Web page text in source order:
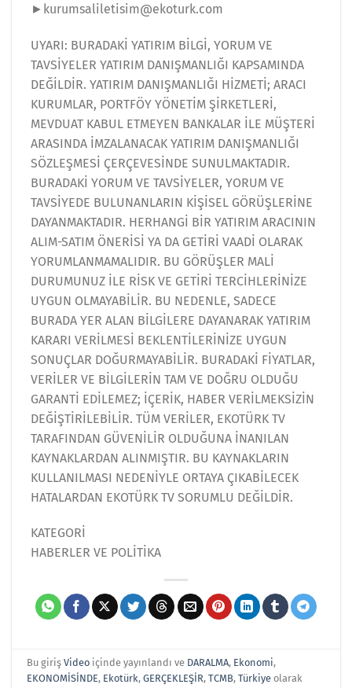
►kurumsaliletisim@ekoturk.com
UYARI: BURADAKİ YATIRIM BİLGİ, YORUM VE
TAVSİYELER YATIRIM DANIŞMANLIĞI KAPSAMINDA
DEĞİLDİR. YATIRIM DANIŞMANLIĞI HİZMETİ; ARACI
KURUMLAR, PORTFÖY YÖNETİM ŞİRKETLERİ,
MEVDUAT KABUL ETMEYEN BANKALAR İLE MÜŞTERİ
ARASINDA İMZALANACAK YATIRIM DANIŞMANLIĞI
SÖZLEŞMESİ ÇERÇEVESİNDE SUNULMAKTADIR.
BURADAKİ YORUM VE TAVSİYELER, YORUM VE
TAVSİYEDE BULUNANLARIN KİŞİSEL GÖRÜŞLERİNE
DAYANMAKTADIR. HERHANGİ BİR YATIRIM ARACININ
ALIM-SATIM ÖNERİSİ YA DA GETİRİ VAADİ OLARAK
YORUMLANMAMALIDIR. BU GÖRÜŞLER MALİ
DURUMUNUZ İLE RİSK VE GETİRİ TERCİHLERİNİZE
UYGUN OLMAYABİLİR. BU NEDENLE, SADECE
BURADA YER ALAN BİLGİLERE DAYANARAK YATIRIM
KARARI VERİLMESİ BEKLENTİLERİNİZE UYGUN
SONUÇLAR DOĞURMAYABİLİR. BURADAKİ FİYATLAR,
VERİLER VE BİLGİLERİN TAM VE DOĞRU OLDUĞU
GARANTİ EDİLEMEZ; İÇERİK, HABER VERİLMEKSİZİN
DEĞİŞTİRİLEBİLİR. TÜM VERİLER, EKOTÜRK TV
TARAFINDAN GÜVENİLİR OLDUĞUNA İNANILAN
KAYNAKLARDAN ALINMIŞTIR. BU KAYNAKLARIN
KULLANILMASI NEDENİYLE ORTAYA ÇIKABİLECEK
HATALARDAN EKOTÜRK TV SORUMLU DEĞİLDİR.
KATEGORİ
HABERLER VE POLİTİKA
Bu girişVideo içinde yayınlandı ve DARALMA, Ekonomi,
EKONOMİSİNDE, Ekotürk,GERÇEKLEŞİR,TCMB,Türkiye olarak